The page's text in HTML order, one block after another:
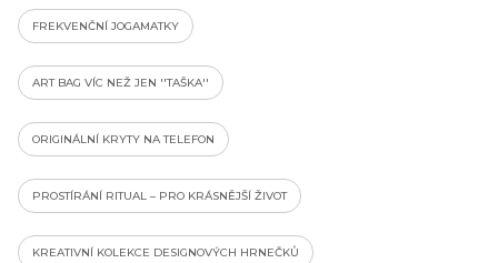
FREKVENČNÍ JOGAMATKY
ART BAG VÍC NEŽ JEN ''TAŠKA''
ORIGINÁLNÍ KRYTY NA TELEFON
PROSTÍRÁNÍ RITUAL – PRO KRÁSNĚJŠÍ ŽIVOT
KREATIVNÍ KOLEKCE DESIGNOVÝCH HRNEČKŮ